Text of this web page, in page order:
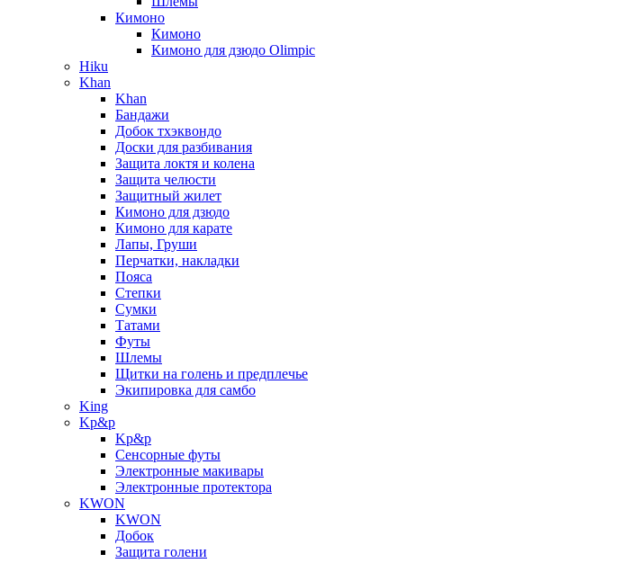
Кимоно
Кимоно
Кимоно для дзюдо Olimpic
Hiku
Khan
Khan
Бандажи
Добок тхэквондо
Доски для разбивания
Защита локтя и колена
Защита челюсти
Защитный жилет
Кимоно для дзюдо
Кимоно для карате
Лапы, Груши
Перчатки, накладки
Пояса
Степки
Сумки
Татами
Футы
Шлемы
Щитки на голень и предплечье
Экипировка для самбо
King
Kp&p
Kp&p
Сенсорные футы
Электронные макивары
Электронные протектора
KWON
KWON
Добок
Защита голени